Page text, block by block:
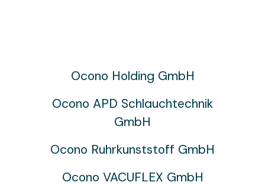
Ocono Holding GmbH
Ocono APD Schlauchtechnik
GmbH
Ocono Ruhrkunststoff GmbH
Ocono VACUFLEX GmbH